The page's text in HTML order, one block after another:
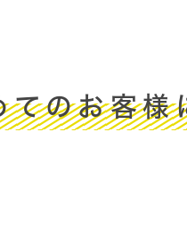
てのお客様